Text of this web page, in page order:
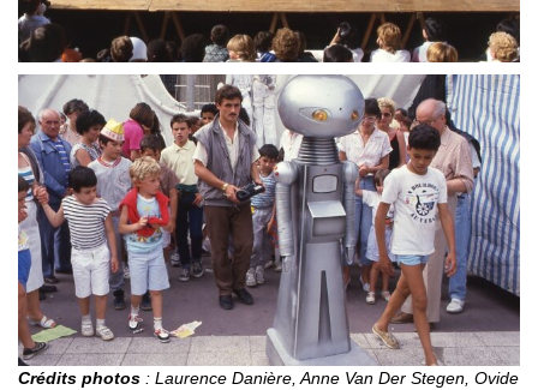
Crédits photos : Laurence Danière, Anne Van Der Stegen, Ovide